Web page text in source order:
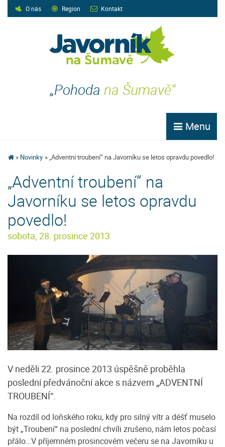
O nás Region Kontakt
„Pohoda na Šumavě“
Menu
Novinky „Adventní troubení“ na Javorníku se letos opravdu povedlo!
„Adventní troubení“ na
Javorníku se letos opravdu
povedlo!
sobota, 28. prosince 2013
V neděli 22. prosince 2013 úspěšně proběhla
poslední předvánoční akce s názvem „ADVENTNÍ
TROUBENÍ“.
Na rozdíl od loňského roku, kdy pro silný vítr a déšť muselo
být „Troubení“ na poslední chvíli zrušeno, nám letos počasí
přálo…V příjemném prosincovém večeru se na Javorníku u